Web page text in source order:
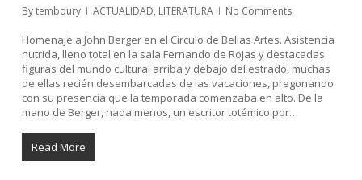
Bytemboury ACTUALIDAD, LITERATURA No Comments
Homenaje a John Berger en el Circulo de Bellas Artes. Asistencia
nutrida, lleno total en la sala Fernando de Rojas y destacadas
figuras del mundo cultural arriba y debajo del estrado, muchas
de ellas recién desembarcadas de las vacaciones, pregonando
con su presencia que la temporada comenzaba en alto. De la
mano de Berger, nada menos, un escritor totémico por…
Read More